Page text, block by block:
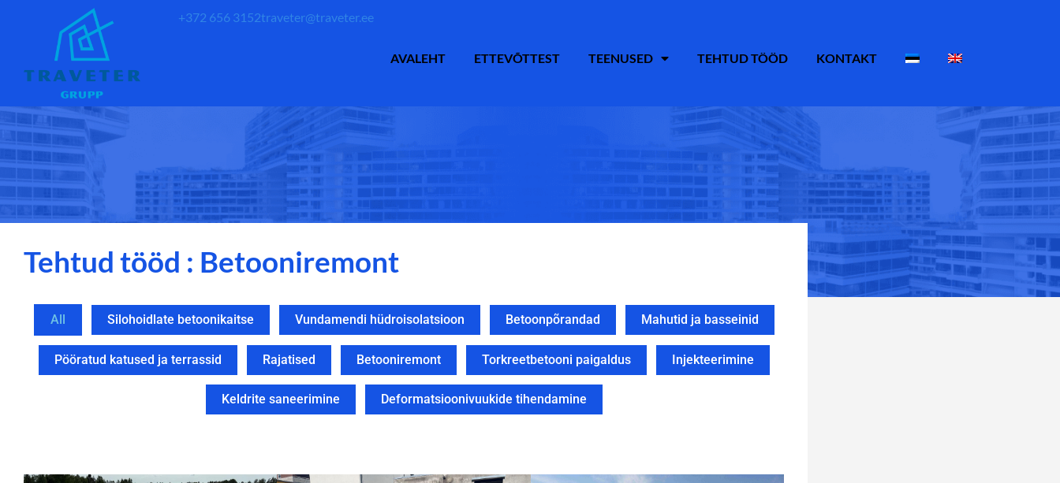
+372 656 3152traveter@traveter.ee
AVALEHT ETTEVÕTTEST TEENUSED TEHTUD TÖÖD KONTAKT
Tehtud tööd : Betooniremont
All Silohoidlate betoonikaitse Vundamendi hüdroisolatsioon Betoonpõrandad Mahutid ja basseinid
Pööratud katused ja terrassid Rajatised Betooniremont Torkreetbetooni paigaldus Injekteerimine
Keldrite saneerimine Deformatsioonivuukide tihendamine